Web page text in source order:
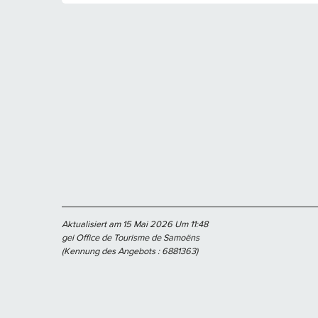
Aktualisiert am 15 Mai 2026 Um 11:48
gei Office de Tourisme de Samoëns
(Kennung des Angebots :6881363)